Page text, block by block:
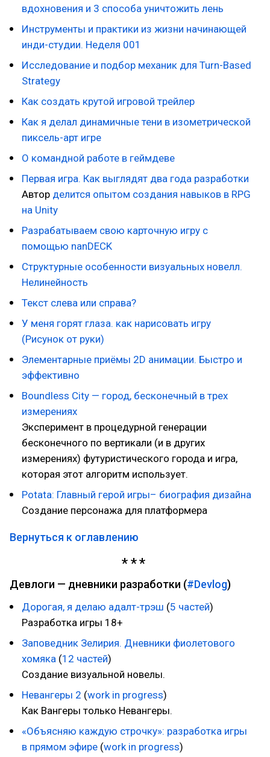
вдохновения и 3 способа уничтожить лень
Инструменты и практики из жизни начинающей
инди-студии. Неделя 001
Исследование и подбор механик для Turn-Based
Strategy
Как создать крутой игровой трейлер
Как я делал динамичные тени в изометрической
пиксель-арт игре
О командной работе в геймдеве
Первая игра. Как выглядят два года разработки
Автор делится опытом создания навыков в RPG
на Unity
Разрабатываем свою карточную игру с
помощью nanDECK
Структурные особенности визуальных новелл.
Нелинейность
Текст слева или справа?
У меня горят глаза. как нарисовать игру
(Рисунок от руки)
Элементарные приёмы 2D анимации. Быстро и
эффективно
Boundless City — город, бесконечный в трех
измерениях
Эксперимент в процедурной генерации
бесконечного по вертикали (и в других
измерениях) футуристического города и игра,
которая этот алгоритм использует.
Potata: Главный герой игры– биография дизайна
Создание персонажа для платформера
Вернуться к оглавлению
Девлоги — дневники разработки (#Devlog)
Дорогая, я делаю адалт-трэш (5 частей)
Разработка игры 18+
Заповедник Зелирия. Дневники фиолетового
хомяка (12 частей)
Создание визуальной новелы.
Невангеры 2 (work in progress)
Как Вангеры только Невангеры.
«Объясняю каждую строчку»: разработка игры
в прямом эфире (work in progress)